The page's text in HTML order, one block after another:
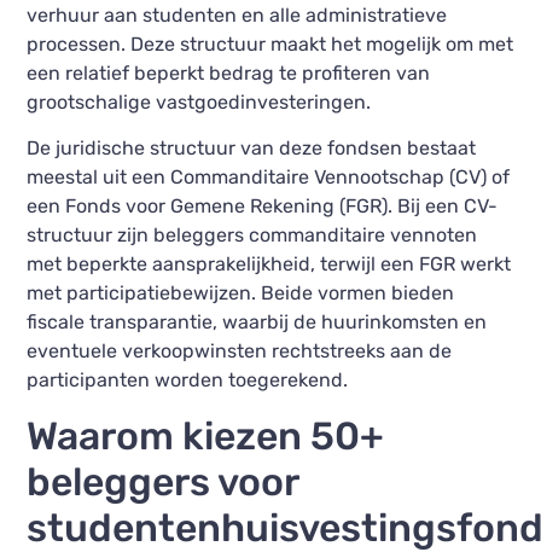
verhuur aan studenten en alle administratieve
processen. Deze structuur maakt het mogelijk om met
een relatief beperkt bedrag te profiteren van
grootschalige vastgoedinvesteringen.
De juridische structuur van deze fondsen bestaat
meestal uit een Commanditaire Vennootschap (CV) of
een Fonds voor Gemene Rekening (FGR). Bij een CV-
structuur zijn beleggers commanditaire vennoten
met beperkte aansprakelijkheid, terwijl een FGR werkt
met participatiebewijzen. Beide vormen bieden
fiscale transparantie, waarbij de huurinkomsten en
eventuele verkoopwinsten rechtstreeks aan de
participanten worden toegerekend.
Waarom kiezen 50+
beleggers voor